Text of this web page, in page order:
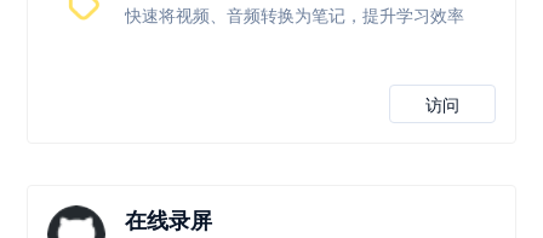
快速将视频、音频转换为笔记，提升学习效率
访问
在线录屏